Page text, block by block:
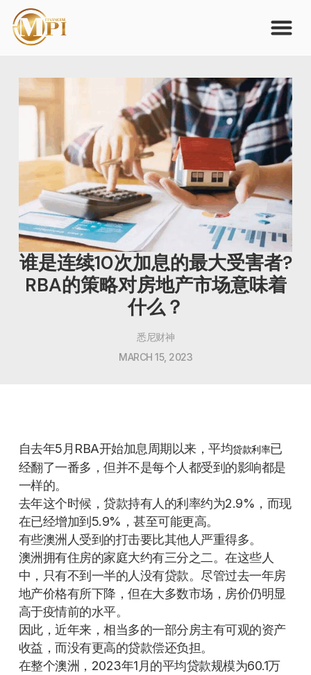
谁是连续10次加息的最大受害者?
RBA的策略对房地产市场意味着
什么？
悉尼财神
MARCH 15, 2023
自去年5月RBA开始加息周期以来，平均贷款利率已
经翻了一番多，但并不是每个人都受到的影响都是
一样的。
去年这个时候，贷款持有人的利率约为2.9%，而现
在已经增加到5.9%，甚至可能更高。
有些澳洲人受到的打击要比其他人严重得多。
澳洲拥有住房的家庭大约有三分之二。在这些人
中，只有不到一半的人没有贷款。尽管过去一年房
地产价格有所下降，但在大多数市场，房价仍明显
高于疫情前的水平。
因此，近年来，相当多的一部分房主有可观的资产
收益，而没有更高的贷款偿还负担。
在整个澳洲，2023年1月的平均贷款规模为60.1万